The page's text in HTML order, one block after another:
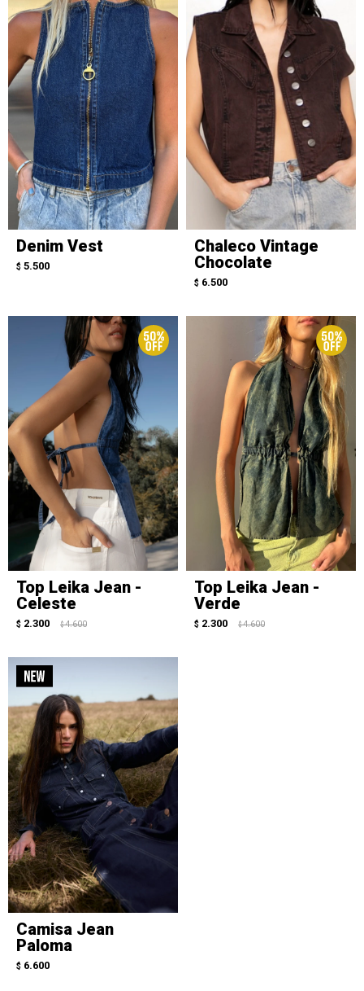
Denim Vest
$ 5.500
Chaleco Vintage
Chocolate
$ 6.500
Top Leika Jean -
Celeste
$ 2.300 $ 4.600
Top Leika Jean -
Verde
$ 2.300 $ 4.600
Camisa Jean
Paloma
$ 6.600